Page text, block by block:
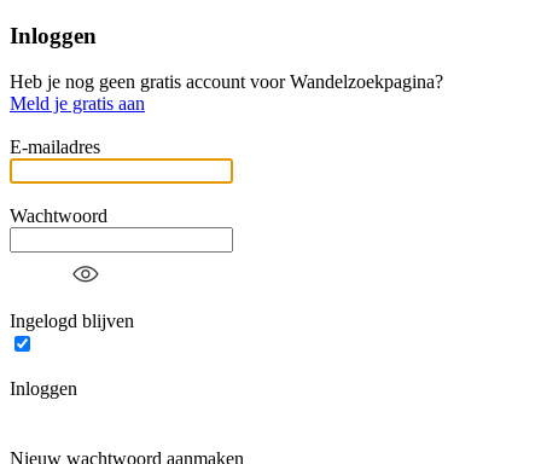
Inloggen
Heb je nog geen gratis account voor Wandelzoekpagina?
Meld je gratis aan
E-mailadres
Wachtwoord
Ingelogd blijven
Inloggen
Nieuw wachtwoord aanmaken